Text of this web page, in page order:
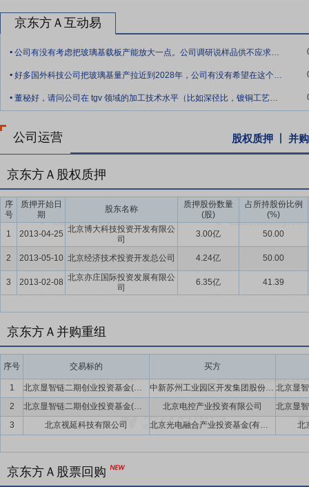
公司出具的评估报告(天兴评报字[2021]第0471号)的评估值受让合肥
东方显示”)28.33%的股权。因评估基准日距审议该议案时时间较久,
由8.33%增加至36.67%。
电子城,共同向电控产投增资5.7亿元,其中公司出资1亿元。电控产投
要点13：拟465亿元投建第6代AMOLED(柔性)生产线
2018年12月
清市城投建设投资集团有限公司签署了《京东方福州第6代AMOLED(
AMOLED(柔性)生产线,玻璃基板尺寸为1500mm×1850mm,设计产能
京东方Ａ互动易
. 公司有没有考虑把玻璃基载板产能放大一点。公司调研说样品供不应求。放大产能，提前为
. 好多国外科技公司把玻璃基量产拉近到2028年，公司有没有希望在这个赛道脱颖而出，
. 董秘好，请问公司在 tgv 领域的加工技术水平（比如深径比，镀铜工艺，良率等）落
公司运营 股权质押 并
京东方Ａ股权质押
序
号
质押开始日
期
股东名称
质押股份数量
(股)
占所持股份比例
(%)
1
2013-04-25 北京博大科技投资开发有限公
司
3.00亿 50.00
2 2013-05-10 北京经济技术投资开发总公司 4.24亿 50.00
3 2013-02-08 北京亦庄国际投资发展有限公
司
6.35亿 41.39
京东方Ａ并购重组
序号 交易标的 买方
1 北京显智链二期创业投资基金(有限合伙)
中新苏州工业园区开发集团股份有限公司,信诺(天津)管理咨询合伙企业(有限合伙),吉林奥来德光电材料股份有限公司
2
北京显智链二期创业投资基金(有限合伙)
北京电控产业投资有限公司
3
北京视延科技有限公司 北京光电融合产业投资基金(有限合伙) 北
京东方Ａ股票回购